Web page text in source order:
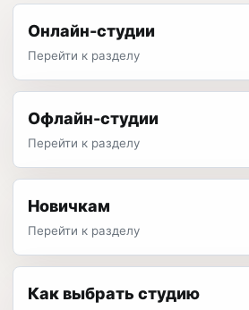
Онлайн-студии
Перейти к разделу
Офлайн-студии
Перейти к разделу
Новичкам
Перейти к разделу
Как выбрать студию